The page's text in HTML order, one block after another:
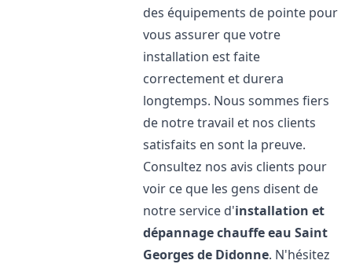
des équipements de pointe pour
vous assurer que votre
installation est faite
correctement et durera
longtemps. Nous sommes fiers
de notre travail et nos clients
satisfaits en sont la preuve.
Consultez nos avis clients pour
voir ce que les gens disent de
notre service d'installation et
dépannage chauffe eau Saint
Georges de Didonne. N'hésitez